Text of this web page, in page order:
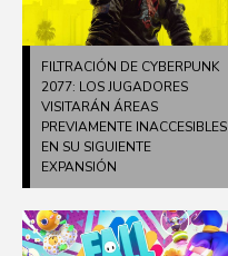
FILTRACIÓN DE CYBERPUNK
2077: LOS JUGADORES
VISITARÁN ÁREAS
PREVIAMENTE INACCESIBLES
EN SU SIGUIENTE
EXPANSIÓN